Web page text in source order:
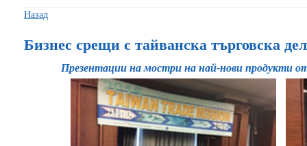
Назад
Бизнес срещи с тайванска търговска
Презентации на мостри на най-нови продукти